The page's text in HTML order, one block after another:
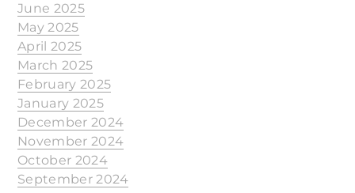
June 2025
May 2025
April 2025
March 2025
February 2025
January 2025
December 2024
November 2024
October 2024
September 2024